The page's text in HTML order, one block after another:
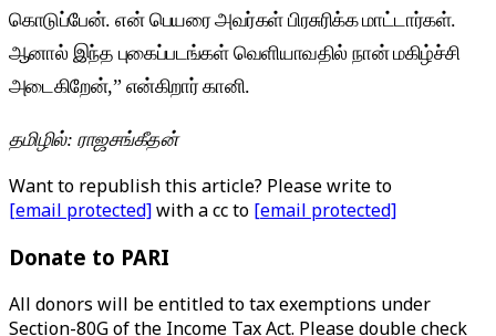
கொடுப்பேன். என் பெயரை அவர்கள் பிரசுரிக்க மாட்டார்கள்.
ஆனால் இந்த புகைப்படங்கள் வெளியாவதில் நான் மகிழ்ச்சி
அடைகிறேன்,” என்கிறார் கானி.
தமிழில்: ராஜசங்கீதன்
Want to republish this article? Please write to
[email protected]with a cc to [email protected]
Donate to PARI
All donors will be entitled to tax exemptions under
Section-80G of the Income Tax Act. Please double check